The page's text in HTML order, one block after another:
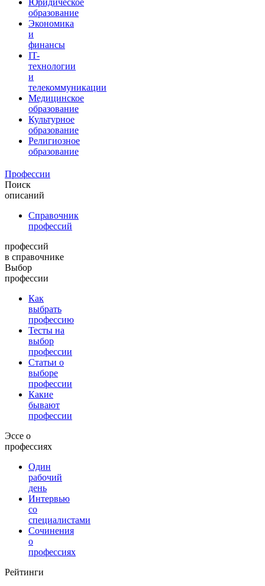
образование
Экономика
и
финансы
IT-
технологии
и
телекоммуникации
Медицинское
образование
Культурное
образование
Религиозное
образование
Профессии
Поиск
описаний
Справочник
профессий
профессий
в справочнике
Выбор
профессии
Как
выбрать
профессию
Тесты на
выбор
профессии
Статьи о
выборе
профессии
Какие
бывают
профессии
Эссе о
профессиях
Один
рабочий
день
Интервью
со
специалистами
Сочинения
о
профессиях
Рейтинги